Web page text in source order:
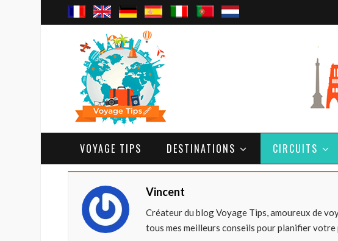
VOYAGE TIPS DESTINATIONS CIRCUITS
Vincent
Créateur du blog Voyage Tips, amoureux de
tous mes meilleurs conseils pour planifier votre